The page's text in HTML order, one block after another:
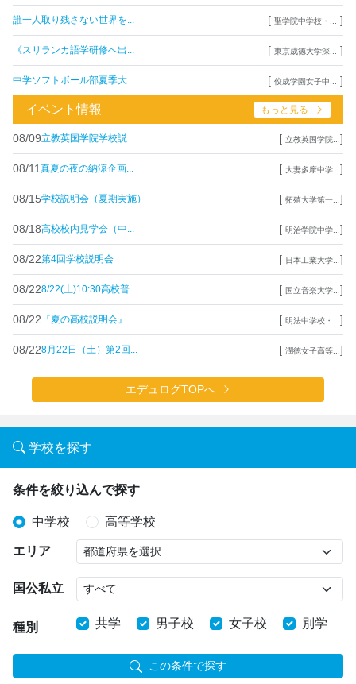
誰一人取り残さない世界を... [ 聖学院中学校・... ]
《スリランカ語学研修へ出... [ 東京成徳大学深... ]
中学ソフトボール部夏季大... [ 佼成学園女子中... ]
イベント情報 もっと見る
08/09立教英国学院学校説... [ 立教英国学院... ]
08/11 真夏の夜の納涼企画... [ 大妻多摩中学... ]
08/15学校説明会（夏期実施） [ 拓殖大学第一... ]
08/18高校校内見学会（中... [ 明治学院中学... ]
08/22第4回学校説明会 [ 日本工業大学... ]
08/228/22(土)10:30高校普... [ 国立音楽大学... ]
08/22 『夏の高校説明会』 [ 明法中学校・... ]
08/228月22日（土）第2回... [ 潤徳女子高等... ]
エデュログTOPへ
学校を探す
条件を絞り込んで探す
中学校 高等学校
エリア
国公私立
種別 共学 男子校 女子校 別学
この条件で探す